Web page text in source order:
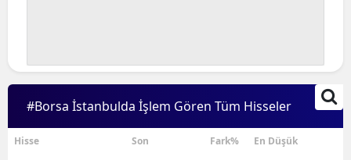
Çankırı
Çorum
Denizli
#Borsa İstanbulda İşlem Gören Tüm Hisseler
Hisse Son Fark% En Düşük